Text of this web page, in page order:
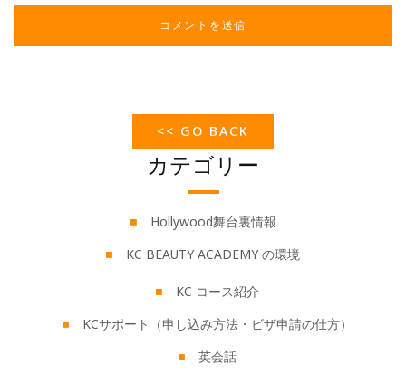
カテゴリー
Hollywood舞台裏情報
KC BEAUTY ACADEMY の環境
KC コース紹介
KCサポート（申し込み方法・ビザ申請の仕方）
英会話
<< GO BACK